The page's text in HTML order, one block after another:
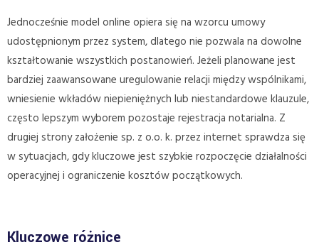
Jednocześnie model online opiera się na wzorcu umowy
udostępnionym przez system, dlatego nie pozwala na dowolne
kształtowanie wszystkich postanowień. Jeżeli planowane jest
bardziej zaawansowane uregulowanie relacji między wspólnikami,
wniesienie wkładów niepieniężnych lub niestandardowe klauzule,
często lepszym wyborem pozostaje rejestracja notarialna. Z
drugiej strony założenie sp. z o.o. k. przez internet sprawdza się
w sytuacjach, gdy kluczowe jest szybkie rozpoczęcie działalności
operacyjnej i ograniczenie kosztów początkowych.
Kluczowe różnice